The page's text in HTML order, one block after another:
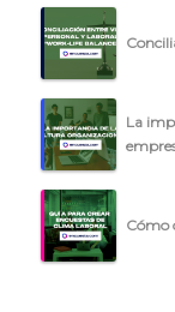
La
Cómo